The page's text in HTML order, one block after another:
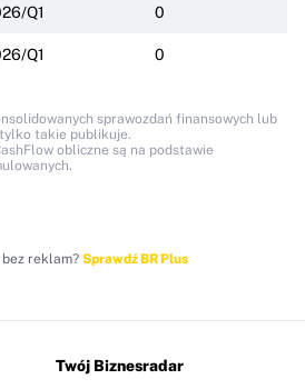
Q1 0
Q1 0
sprawozdań finansowych lub
takie publikuje.
obliczne są na podstawie
reklam? Sprawdź BR Plus
Twój Biznesradar